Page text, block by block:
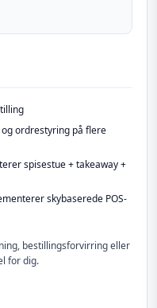
ordrestyring på flere
spisestue + takeaway +
skybaserede POS-
bestillingsforvirring eller
for dig.